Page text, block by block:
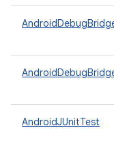
AndroidJUnitTest